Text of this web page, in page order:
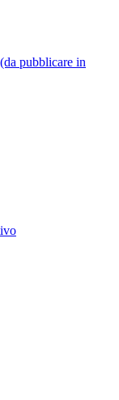
pubblicare in